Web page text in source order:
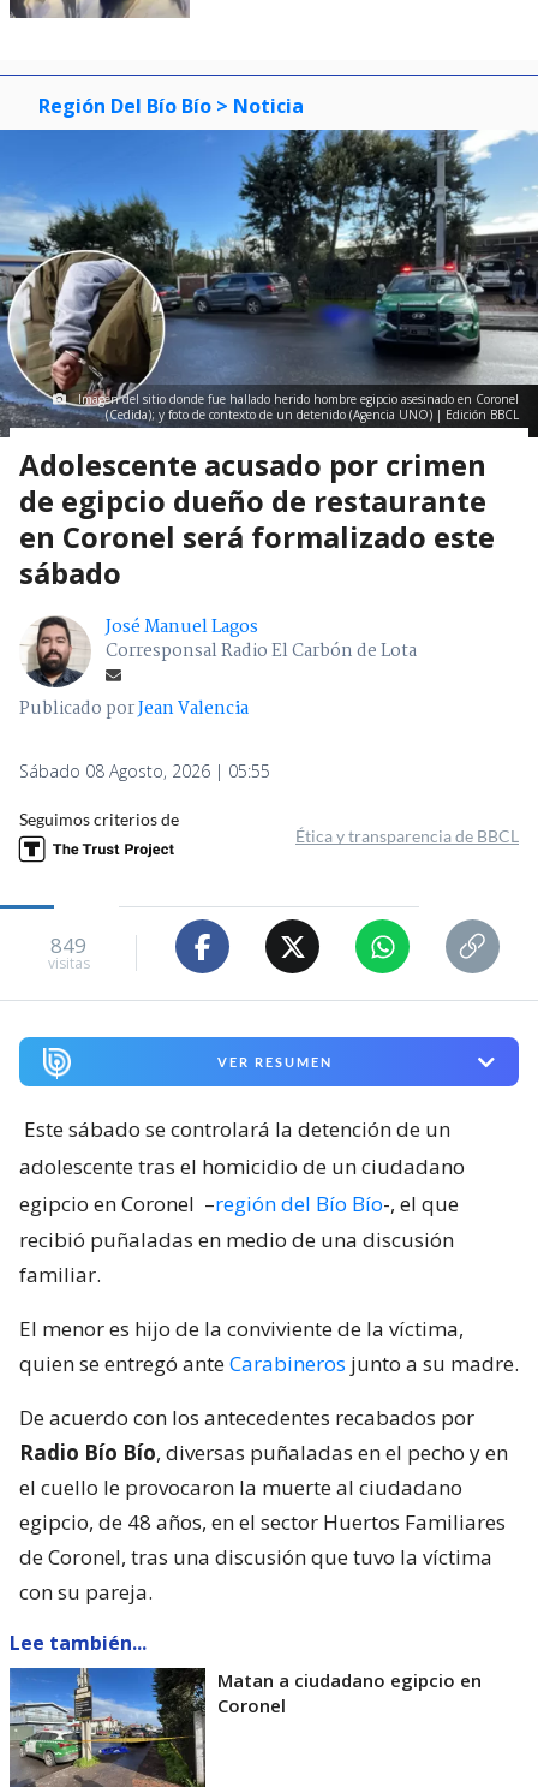
Región Del Bío Bío > Noticia
Imagen del sitio donde fue hallado herido hombre egipcio asesinado en Coronel
(Cedida); y foto de contexto de un detenido (Agencia UNO) | Edición BBCL
Adolescente acusado por crimen
de egipcio dueño de restaurante
en Coronel será formalizado este
sábado
José Manuel Lagos
Corresponsal Radio El Carbón de Lota
Publicado porJean Valencia
Sábado 08 Agosto, 2026 | 05:55
Seguimos criterios de
Ética y transparencia de BBCL
849
visitas
VER RESUMEN
Este sábado se controlará la detención de un
adolescente tras el homicidio de un ciudadano
egipcio en Coronel –región del Bío Bío-, el que
recibió puñaladas en medio de una discusión
familiar.
El menor es hijo de la conviviente de la víctima,
quien se entregó anteCarabineros junto a su madre.
De acuerdo con los antecedentes recabados por
Radio Bío Bío, diversas puñaladas en el pecho y en
el cuello le provocaron la muerte al ciudadano
egipcio, de 48 años, en el sector Huertos Familiares
de Coronel, tras una discusión que tuvo la víctima
con su pareja.
Lee también...
Matan a ciudadano egipcio en
Coronel